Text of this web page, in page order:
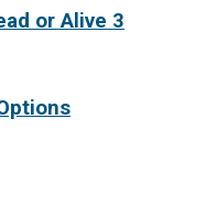
or Alive 3